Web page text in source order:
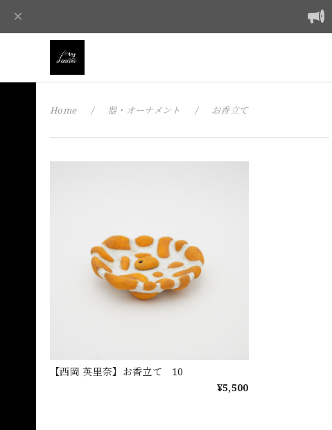
Home 器・オーナメント お香立て
【西岡 英里奈】お香立て 10
¥5,500